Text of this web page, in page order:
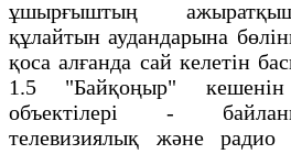
ұшырғыштың
құлайтын аудандарына
қоса алғанда сай келетін
1.5 "Байқоңыр"
объектілері -
телевизиялық және радио